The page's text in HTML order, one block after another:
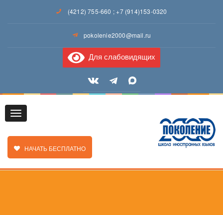
(4212) 755-660 ;+7 (914)153-0320
pokolenie2000@mail.ru
Для слабовидящих
Toggle
ЗАКАЗАТЬ ЗВОНОК
НАЧАТЬ БЕСПЛАТНО